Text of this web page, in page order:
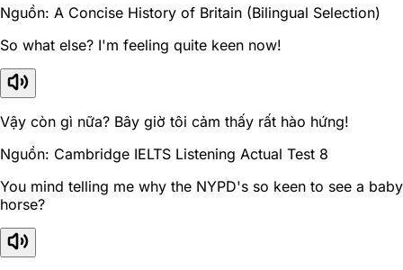
Nguồn: A Concise History of Britain (Bilingual Selection)
So what else? I'm feeling quite keen now!
Vậy còn gì nữa? Bây giờ tôi cảm thấy rất hào hứng!
Nguồn: Cambridge IELTS Listening Actual Test 8
You mind telling me why the NYPD's so keen to see a baby
horse?